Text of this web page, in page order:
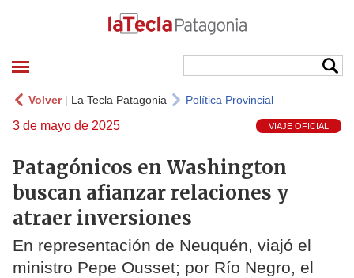
Volver| La Tecla Patagonia Política Provincial
3 de mayo de 2025 VIAJE OFICIAL
Patagónicos en Washington
buscan afianzar relaciones y
atraer inversiones
En representación de Neuquén, viajó el
ministro Pepe Ousset; por Río Negro, el